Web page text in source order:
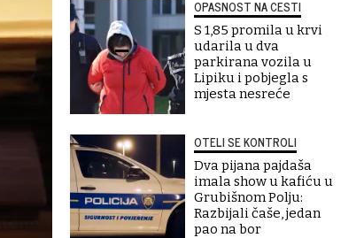
OPASNOST NA CESTI
S 1,85 promila u krvi
udarila u dva
parkirana vozila u
Lipiku i pobjegla s
mjesta nesreće
OTELI SE KONTROLI
Dva pijana pajdaša
imala show u kafiću u
Grubišnom Polju:
Razbijali čaše, jedan
pao na bor